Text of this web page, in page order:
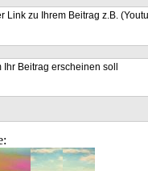
Link zu Ihrem Beitrag z.B.
Beitrag erscheinen soll